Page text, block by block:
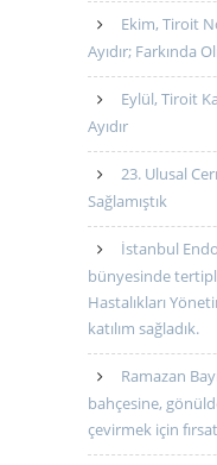
Ekim, Tiroit
Ayıdır; Farkında
Eylül, Tiroit
Ayıdır
23. Ulusal
Sağlamıştık
İstanbul
bünyesinde
Hastalıkları
katılım sağladık.
Ramazan
bahçesine,
çevirmek için